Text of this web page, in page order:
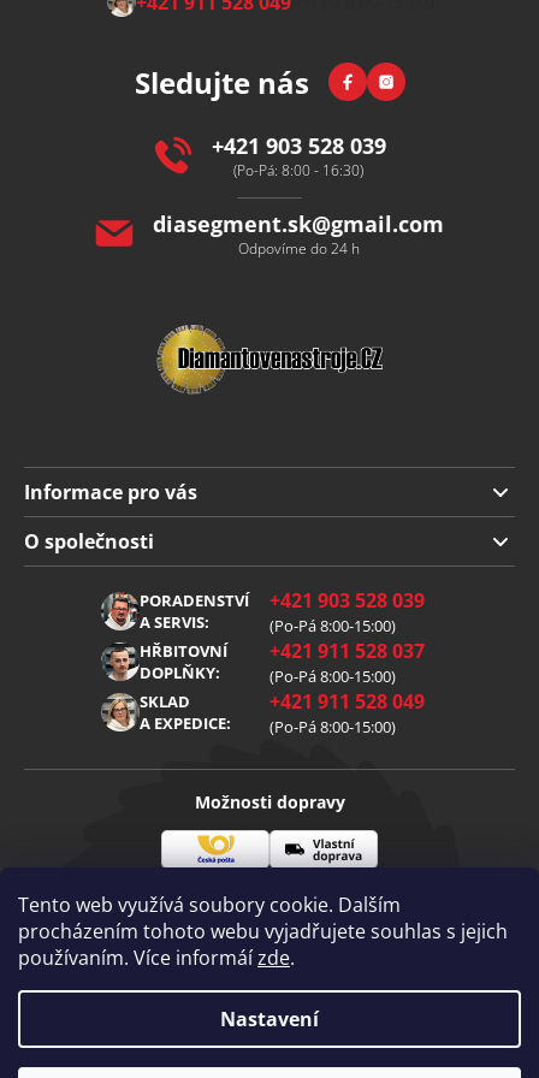
Tento web využívá soubory cookie. Dalším
procházením tohoto webu vyjadřujete souhlas s jejich
používaním. Více informáízde.
Nastavení
Sledujte nás FacebookInstagram
+421 903 528 039
(Po-Pá: 8:00 - 16:30)
diasegment.sk@gmail.com
Odpovíme do 24 h
Informace pro vás
Doprava a platba
Obchodní podmínky
Reklamace
Zpracování osobních údajů
O společnosti
PORADENSTVÍ
A SERVIS:
+421 903 528 039
(Po-Pá 8:00-15:00)
HŘBITOVNÍ
DOPLŇKY:
+421 911 528 037
(Po-Pá 8:00-15:00)
SKLAD
A EXPEDICE:
+421 911 528 049
(Po-Pá 8:00-15:00)
Možnosti dopravy
pošta
doprava
Visa Mastercard
Copyright 2026
Diamantovenastroje.cz. Všechna práva
vyhrazena.